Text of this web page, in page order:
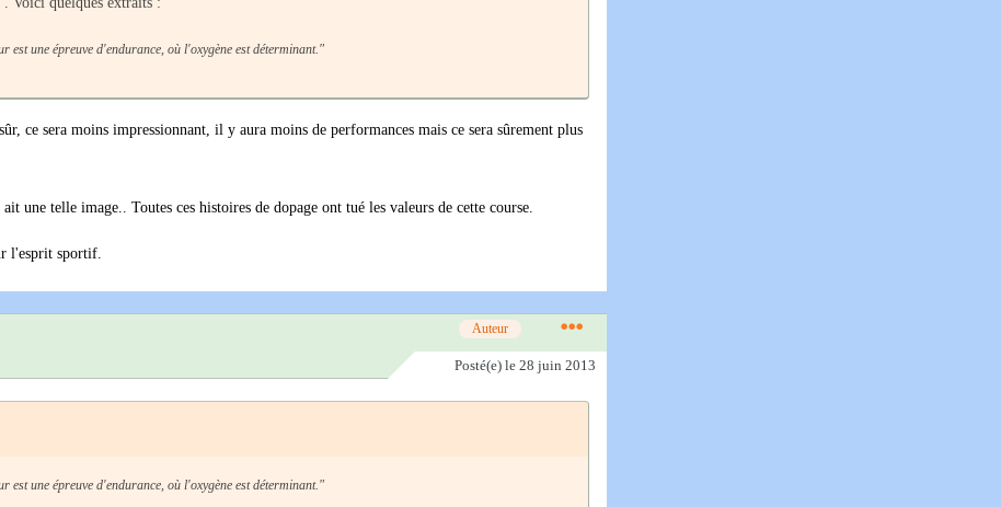
est une épreuve d'endurance, où l'oxygène est déterminant."
ce sera moins impressionnant, il y aura moins de performances mais ce sera sûrement plus
une telle image.. Toutes ces histoires de dopage ont tué les valeurs de cette course.
l'esprit sportif.
Auteur
Posté(e) le 28 juin 2013
est une épreuve d'endurance, où l'oxygène est déterminant."